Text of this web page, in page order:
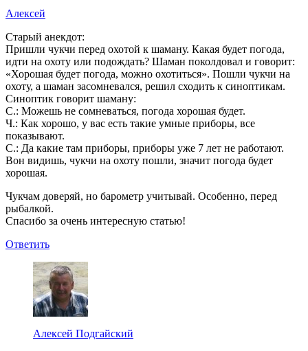
Алексей
Старый анекдот:
Пришли чукчи перед охотой к шаману. Какая будет погода,
идти на охоту или подождать? Шаман поколдовал и говорит:
«Хорошая будет погода, можно охотиться». Пошли чукчи на
охоту, а шаман засомневался, решил сходить к синоптикам.
Синоптик говорит шаману:
С.: Можешь не сомневаться, погода хорошая будет.
Ч.: Как хорошо, у вас есть такие умные приборы, все
показывают.
С.: Да какие там приборы, приборы уже 7 лет не работают.
Вон видишь, чукчи на охоту пошли, значит погода будет
хорошая.
Чукчам доверяй, но барометр учитывай. Особенно, перед
рыбалкой.
Спасибо за очень интересную статью!
Ответить
Алексей Подгайский